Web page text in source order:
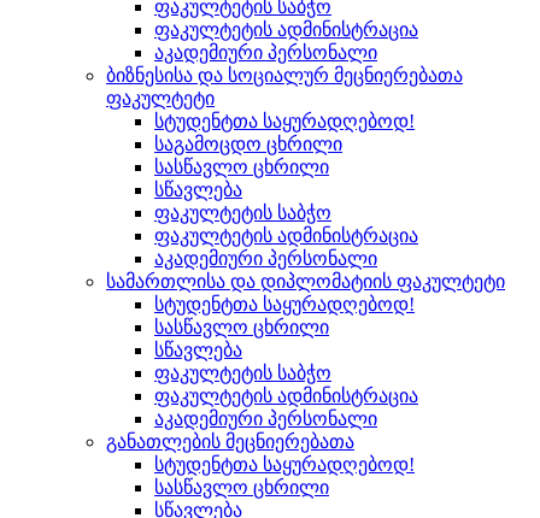
ფაკულტეტის საბჭო
ფაკულტეტის ადმინისტრაცია
აკადემიური პერსონალი
ბიზნესისა და სოციალურ მეცნიერებათა
ფაკულტეტი
სტუდენტთა საყურადღებოდ!
საგამოცდო ცხრილი
სასწავლო ცხრილი
სწავლება
ფაკულტეტის საბჭო
ფაკულტეტის ადმინისტრაცია
აკადემიური პერსონალი
სამართლისა და დიპლომატიის ფაკულტეტი
სტუდენტთა საყურადღებოდ!
სასწავლო ცხრილი
სწავლება
ფაკულტეტის საბჭო
ფაკულტეტის ადმინისტრაცია
აკადემიური პერსონალი
განათლების მეცნიერებათა
სტუდენტთა საყურადღებოდ!
სასწავლო ცხრილი
სწავლება